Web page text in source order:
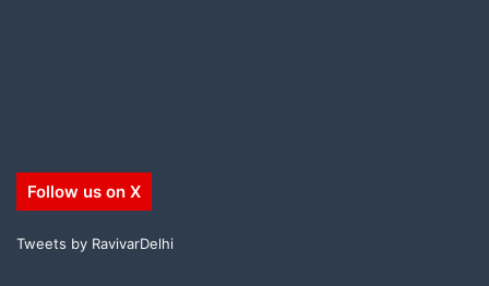
Follow us on X
Tweets by RavivarDelhi